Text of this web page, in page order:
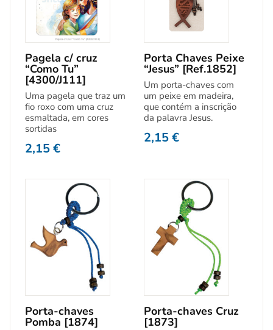
Pagela c/ cruz
“Como Tu”
[4300/J111]
Uma pagela que traz um
fio roxo com uma cruz
esmaltada, em cores
sortidas
2,15€
Porta Chaves Peixe
“Jesus” [Ref.1852]
Um porta-chaves com
um peixe em madeira,
que contém a inscrição
da palavra Jesus.
2,15€
Porta-chaves
Pomba [1874]
Porta-chaves Cruz
[1873]